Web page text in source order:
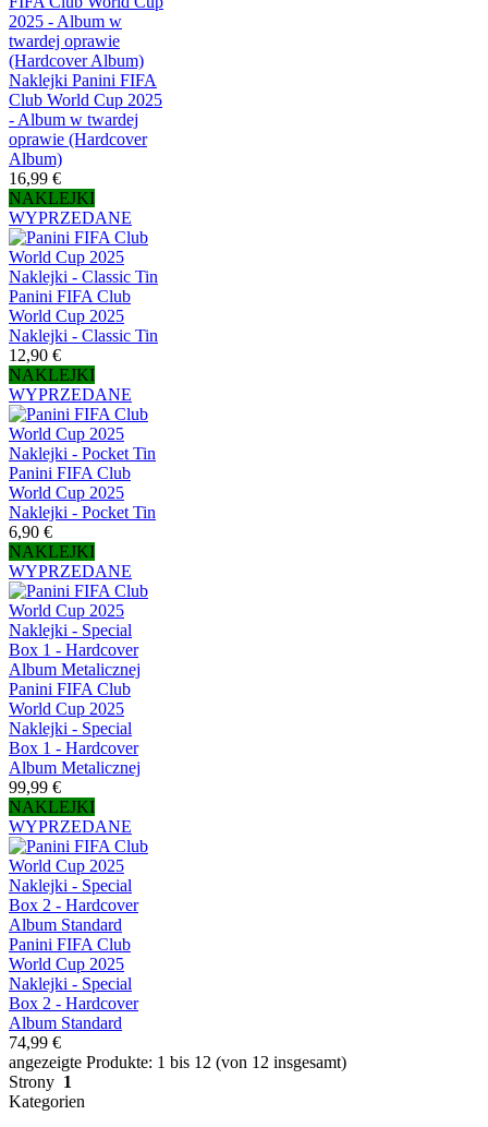
Naklejki Panini FIFA
Club World Cup 2025
- Album w twardej
oprawie (Hardcover
Album)
16,99 €
NAKLEJKI
WYPRZEDANE
Panini FIFA Club
World Cup 2025
Naklejki - Classic Tin
12,90 €
NAKLEJKI
WYPRZEDANE
Panini FIFA Club
World Cup 2025
Naklejki - Pocket Tin
6,90 €
NAKLEJKI
WYPRZEDANE
Panini FIFA Club
World Cup 2025
Naklejki - Special
Box 1 - Hardcover
Album Metalicznej
99,99 €
NAKLEJKI
WYPRZEDANE
Panini FIFA Club
World Cup 2025
Naklejki - Special
Box 2 - Hardcover
Album Standard
74,99 €
angezeigte Produkte: 1 bis 12 (von 12 insgesamt)
Strony 1
Kategorien